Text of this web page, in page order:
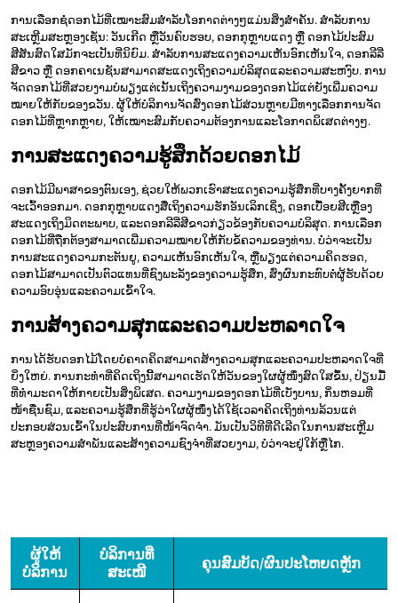
ການເລືອກຊໍ່ດອກໄມ້ທີ່ເໝາະສົມສໍາລັບໂອກາດຕ່າງໆແມ່ນສິ່ງສໍາຄັນ. ສໍາລັບການ
ສະເຫຼີມສະຫຼອງເຊັ່ນ: ວັນເກີດ ຫຼືວັນຄົບຮອບ, ດອກກຸຫຼາບແດງ ຫຼື ດອກໄມ້ປະສົມ
ສີສັນສົດໃສມັກຈະເປັນທີ່ນິຍົມ. ສໍາລັບການສະແດງຄວາມເຫັນອົກເຫັນໃຈ, ດອກລີລີ່
ສີຂາວ ຫຼື ດອກຄາເນຊັນສາມາດສະແດງເຖິງຄວາມບໍລິສຸດແລະຄວາມສະຫງົບ. ການ
ຈັດດອກໄມ້ທີ່ສວຍງາມບໍ່ພຽງແຕ່ເນັ້ນເຖິງຄວາມງາມຂອງດອກໄມ້ແຕ່ຍັງເພີ່ມຄວາມ
ໝາຍໃຫ້ກັບຂອງຂວັນ. ຜູ້ໃຫ້ບໍລິການຈັດສົ່ງດອກໄມ້ສ່ວນຫຼາຍມີທາງເລືອກການຈັດ
ດອກໄມ້ທີ່ຫຼາກຫຼາຍ, ໃຫ້ເໝາະສົມກັບຄວາມຕ້ອງການແລະໂອກາດພິເສດຕ່າງໆ.
ການສະແດງຄວາມຮູ້ສຶກດ້ວຍດອກໄມ້
ດອກໄມ້ມີພາສາຂອງຕົນເອງ, ຊ່ວຍໃຫ້ພວກເຮົາສະແດງຄວາມຮູ້ສຶກທີ່ບາງຄັ້ງຍາກທີ່
ຈະເວົ້າອອກມາ. ດອກກຸຫຼາບແດງສື່ເຖິງຄວາມຮັກອັນເລິກເຊິ່ງ, ດອກເບື້ອຍສີເຫຼືອງ
ສະແດງເຖິງມິດຕະພາບ, ແລະດອກລີລີ່ສີຂາວກ່ຽວຂ້ອງກັບຄວາມບໍລິສຸດ. ການເລືອກ
ດອກໄມ້ທີ່ຖືກຕ້ອງສາມາດເພີ່ມຄວາມໝາຍໃຫ້ກັບຂໍ້ຄວາມຂອງທ່ານ. ບໍ່ວ່າຈະເປັນ
ການສະແດງຄວາມກະຕັນຍູ, ຄວາມເຫັນອົກເຫັນໃຈ, ຫຼືພຽງແຕ່ຄວາມຄິດຮອດ,
ດອກໄມ້ສາມາດເປັນຕົວແທນທີ່ຊົງພະລັງຂອງຄວາມຮູ້ສຶກ, ສົ່ງຜົນກະທົບຕໍ່ຜູ້ຮັບດ້ວຍ
ຄວາມອົບອຸ່ນແລະຄວາມເຂົ້າໃຈ.
ການສ້າງຄວາມສຸກແລະຄວາມປະຫລາດໃຈ
ການໄດ້ຮັບດອກໄມ້ໂດຍບໍ່ຄາດຄິດສາມາດສ້າງຄວາມສຸກແລະຄວາມປະຫລາດໃຈທີ່
ຍິ່ງໃຫຍ່. ການກະທຳທີ່ຄິດເຖິງນີ້ສາມາດເຮັດໃຫ້ວັນຂອງໃຜຜູ້ໜຶ່ງສົດໃສຂຶ້ນ, ປ່ຽນມື້
ທີ່ທໍາມະດາໃຫ້ກາຍເປັນສິ່ງພິເສດ. ຄວາມງາມຂອງດອກໄມ້ທີ່ເບັ່ງບານ, ກິ່ນຫອມທີ່
ໜ້າຊື່ນຊົມ, ແລະຄວາມຮູ້ສຶກທີ່ຮູ້ວ່າໃຜຜູ້ໜຶ່ງໄດ້ໃຊ້ເວລາຄິດເຖິງທ່ານລ້ວນແຕ່
ປະກອບສ່ວນເຂົ້າໃນປະສົບການທີ່ໜ້າຈົດຈໍາ. ມັນເປັນວິທີທີ່ດີເລີດໃນການສະເຫຼີມ
ສະຫຼອງຄວາມສໍາພັນແລະສ້າງຄວາມຊົງຈໍາທີ່ສວຍງາມ, ບໍ່ວ່າຈະຢູ່ໃກ້ຫຼືໄກ.
ຜູ້ໃຫ້
ບໍລິການ
ບໍລິການທີ່
ສະເໜີ
ຄຸນສົມບັດ/ຜົນປະໂຫຍດຫຼັກ